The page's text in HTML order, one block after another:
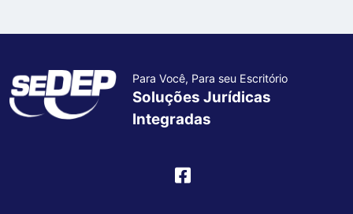
Para Você, Para seu Escritório
Soluções Jurídicas
Integradas